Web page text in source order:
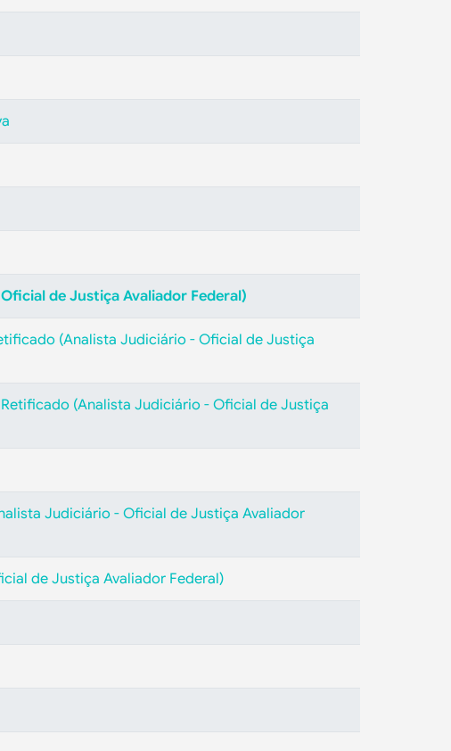
de Justiça Avaliador Federal)
(Analista Judiciário - Oficial de Justiça
(Analista Judiciário - Oficial de Justiça
Judiciário - Oficial de Justiça Avaliador
de Justiça Avaliador Federal)